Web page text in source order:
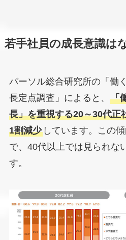
若手社員の成長意識は
パーソル総合研究所の「働
長定点調査」によると、 「
長」を重視する20～30代正
1割減少しています。この
で、40代以上では見られな
す。